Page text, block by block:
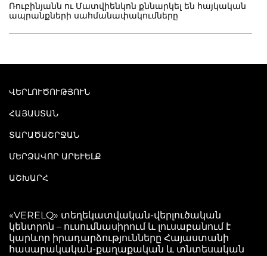
Ռուբինյանն ու Մատվիենկոն քննարկել են հայկական
ապրանքների սահմանափակումները
ՎԵՐԼՈՒԾՈՒԹՅՈՒՆ
ՀԱՅԱՍՏԱՆ
ՏԱՐԱԾԱՇՐՋԱՆ
ՄԵՐՁԱՎՈՐ ԱՐԵՒԵԼՔ
ԱՇԽԱՐՀ
«VERELQ» տեղեկատվական-վերլուծական
կենտրոն – ուսումնասիրում և լուսաբանում է
կարևոր իրադարձությունները Հայաստանի
հասարակական-քաղաքական և տնտեսական